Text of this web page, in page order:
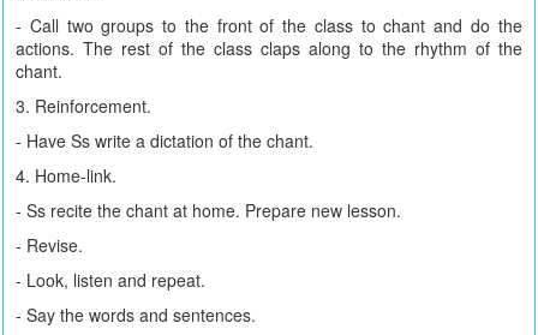
- Call two groups to the front of the class to chant and do the
actions. The rest of the class claps along to the rhythm of the
chant.
3. Reinforcement.
- Have Ss write a dictation of the chant.
4. Home-link.
- Ss recite the chant at home. Prepare new lesson.
- Revise.
- Look, listen and repeat.
- Say the words and sentences.